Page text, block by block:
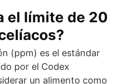
el límite de 20
(ppm) es el estándar
por el Codex
un alimento como